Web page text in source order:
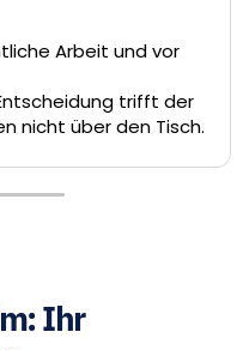
Arbeit und vor
trifft der
über den Tisch.
Ihr